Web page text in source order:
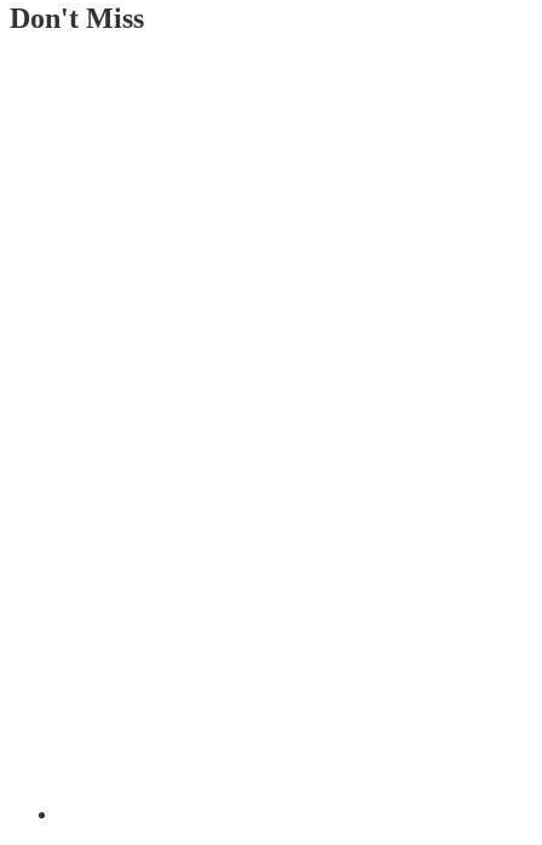
Don't Miss